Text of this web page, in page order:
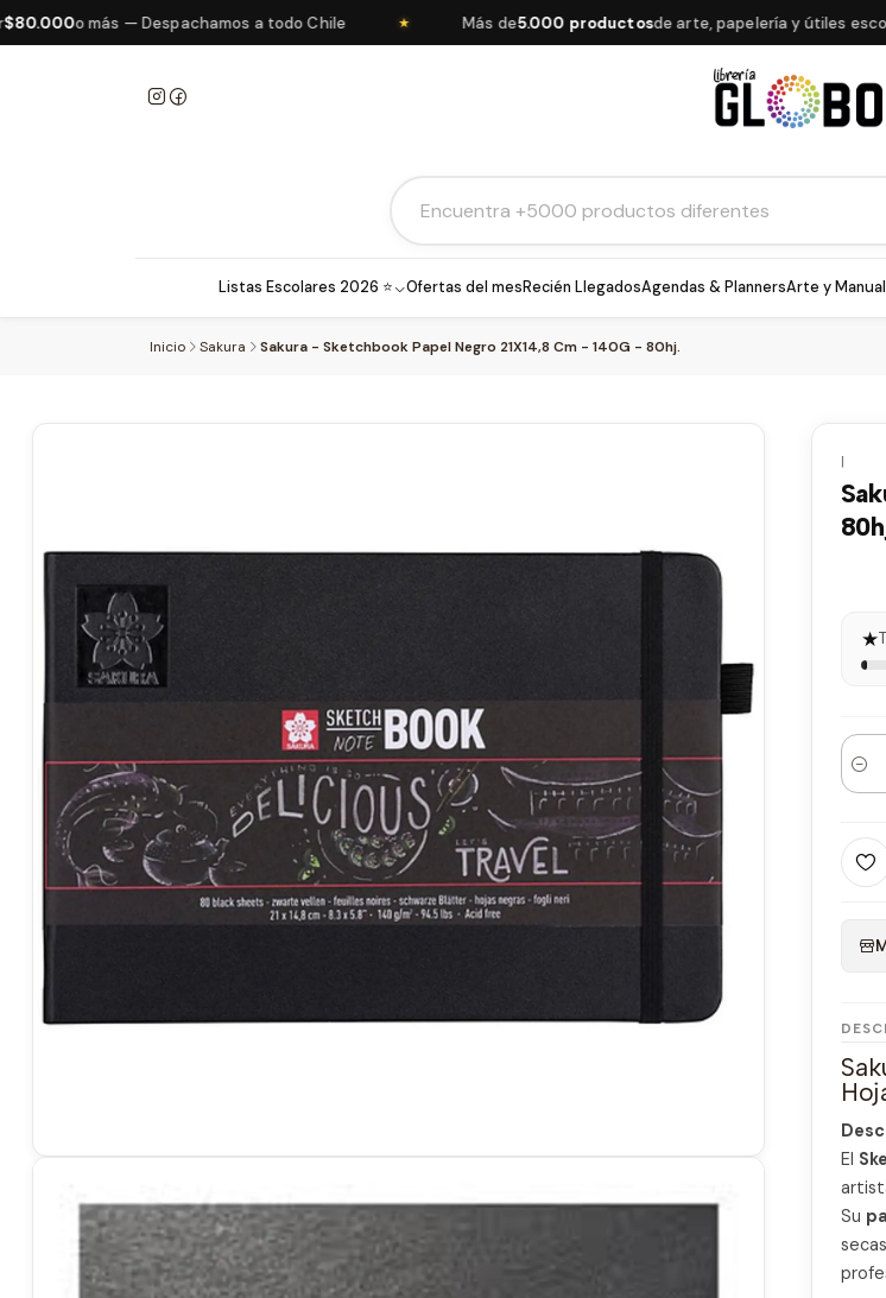
o más — Despachamos a todo Chile ★ Más de 5.000 productosde arte, papelería y útiles escolares
Listas Escolares 2026 ⭐ Ofertas del mesRecién LlegadosAgendas & PlannersArte y
Inicio Sakura Sakura - Sketchbook Papel Negro 21X14,8 Cm - 140G - 80hj.
|
★
El
Su